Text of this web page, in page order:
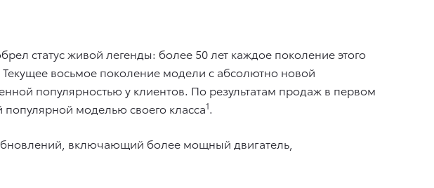
статус живой легенды: более 50 лет каждое поколение этого
восьмое поколение модели с абсолютно новой
популярностью у клиентов. По результатам продаж в первом
популярной моделью своего класса1.
включающий более мощный двигатель,